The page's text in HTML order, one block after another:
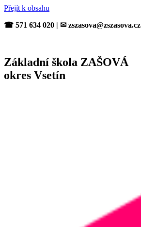
Přejít k obsahu
☎ 571 634 020 | ✉ zszasova@zszasova.cz
Základní škola ZAŠOVÁ
okres Vsetín